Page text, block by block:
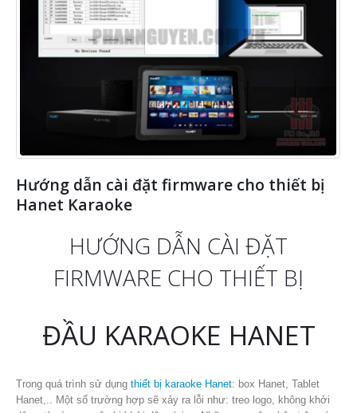
Hướng dẫn cài đặt firmware cho thiết bị
Hanet Karaoke
HƯỚNG DẪN CÀI ĐẶT
FIRMWARE CHO THIẾT BỊ
ĐẦU KARAOKE HANET
Trong quá trình sử dụng thiết bị karaoke Hanet: box Hanet, Tablet
Hanet,.. Một số trường hợp sẽ xảy ra lỗi như: treo logo, không khởi